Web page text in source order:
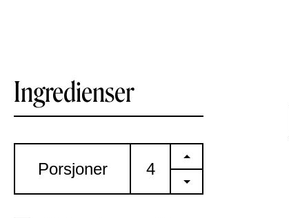
Ingredienser
Porsjoner